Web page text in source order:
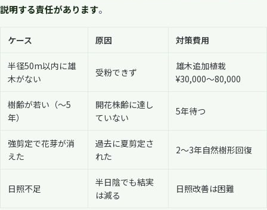
説明する責任があります。
ケース 原因 対策費用
半径50m以内に雄
木がない
受粉できず
雄木追加植栽
¥30,000〜80,000
樹齢が若い（〜5
年）
開花株齢に達し
ていない
5年待つ
強剪定で花芽が消
えた
過去に夏剪定さ
れた
2〜3年自然樹形回復
日照不足
半日陰でも結実
は減る
日照改善は困難